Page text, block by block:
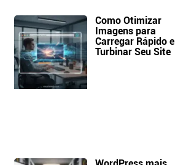
Como Otimizar
Imagens para
Carregar Rápido e
Turbinar Seu Site